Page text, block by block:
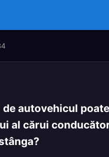
autovehicul
al cărui